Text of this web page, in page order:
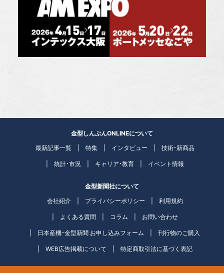
金型しんぶんONLINEについて
最新記事一覧
特集 インタビュー 技術・新商品
統計・市況 キャリア・教育 イベント情報
金型新聞社について
会社紹介
プライバシーポリシー 利用規約
よくある質問 コラム お問い合わせ
日本産機・金型新聞 お申し込みフォーム 刊行物のご購入
WEB広告掲載について 特定商取引法に基づく表記